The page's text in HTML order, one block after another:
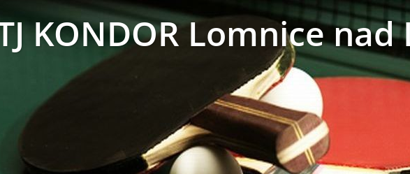
KONDOR Lomnice nad